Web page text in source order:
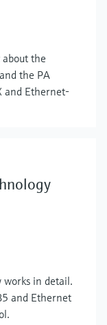
the
the PA
and Ethernet-
works in detail.
and Ethernet